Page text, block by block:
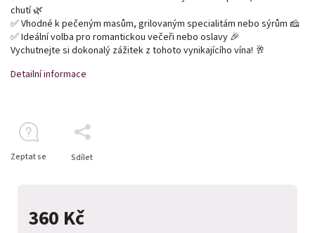
360 Kč
chutí 🌿
✅ Vhodné k pečeným masům, grilovaným specialitám nebo sýrům 🧀
✅ Ideální volba pro romantickou večeři nebo oslavy 🎉
Vychutnejte si dokonalý zážitek z tohoto vynikajícího vína! 🥂
Detailní informace
Zeptat se Sdílet